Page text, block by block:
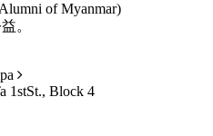
of Myanmar)
。
1stSt., Block 4